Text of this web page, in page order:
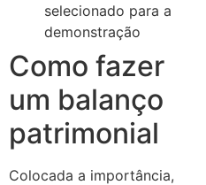
selecionado para a
demonstração
Como fazer
um balanço
patrimonial
Colocada a importância,